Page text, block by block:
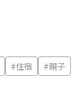
#住宿 #親子